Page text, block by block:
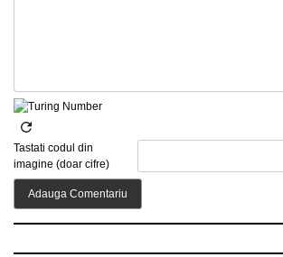
Tastati codul din
imagine (doar cifre)